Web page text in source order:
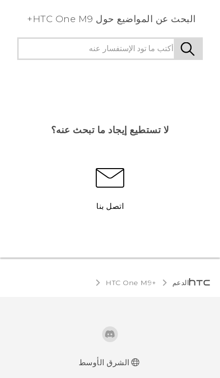
البحث عن المواضيع حول HTC One M9+
لا تستطيع إيجاد ما تبحث عنه؟
اتصل بنا
الدعم HTC One M9+‎
الشرق الأوسط